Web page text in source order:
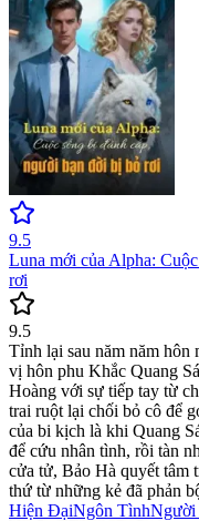
9.5
Luna mới của Alpha:
rơi
9.5
Tỉnh lại sau năm năm hôn
vị hôn phu Khắc Quang
Hoàng với sự tiếp tay từ
trai ruột lại chối bỏ cô để
của bi kịch là khi Quang
để cứu nhân tình, rồi tàn
cửa tử, Bảo Hà quyết tâm
thứ từ những kẻ đã phản
Hiện ĐạiNgôn TìnhNgười